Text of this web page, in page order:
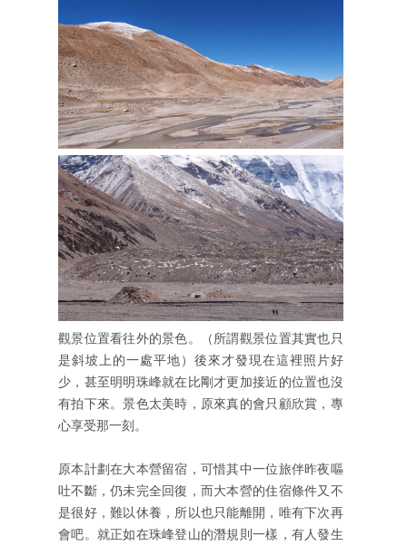
觀景位置看往外的景色。（所謂觀景位置其實也只
是斜坡上的一處平地）後來才發現在這裡照片好
少，甚至明明珠峰就在比剛才更加接近的位置也沒
有拍下來。景色太美時，原來真的會只顧欣賞，專
心享受那一刻。
原本計劃在大本營留宿，可惜其中一位旅伴昨夜嘔
吐不斷，仍未完全回復，而大本營的住宿條件又不
是很好，難以休養，所以也只能離開，唯有下次再
會吧。就正如在珠峰登山的潛規則一樣，有人發生